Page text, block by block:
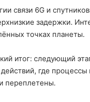
связи 6G и
задержки.
точках планеты.
итог: следующий
где
переплетены.